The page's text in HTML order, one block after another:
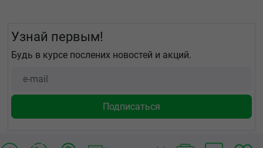
Узнай первым!
Будь в курсе послених новостей и акций.